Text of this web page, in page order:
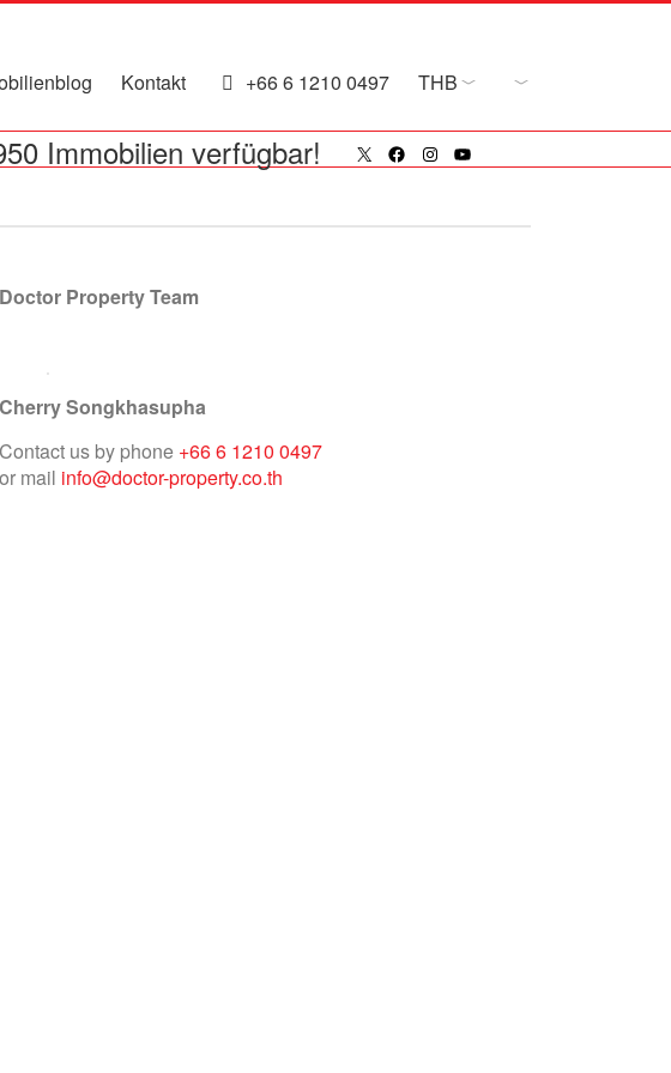
Kontakt +66 6 1210 0497 THB
Immobilien verfügbar! X Facebook
Instagram
Doctor Property Team
Cherry Songkhasupha
Contact us by phone +66 6 1210 0497
or mail info@doctor-property.co.th